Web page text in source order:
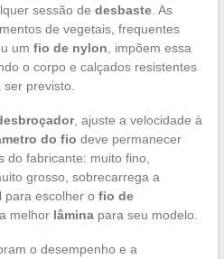
sessão de desbaste. As
de vegetais, frequentes
um fio de nylon , impõem essa
o corpo e calçados resistentes
previsto.
, ajuste a velocidade à
do fio deve permanecer
do fabricante: muito fino,
grosso, sobrecarrega a
para escolher o fio de
melhor lâminapara seu modelo.
o desempenho e a